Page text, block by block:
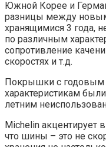
Южной Корее и
разницы между
хранящимися 3 года,
по различным
сопротивление
скоростях и т.д.
Покрышки с годовым
характеристикам
летним
Michelin акцентирует
что шины – это не